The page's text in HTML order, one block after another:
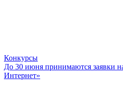
Конкурсы
До 30 июня принимаются заявки
Интернет»